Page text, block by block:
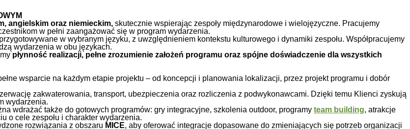
angielskim oraz niemieckim, skutecznie wspierając zespoły międzynarodowe i wielojęzyczne. Pracujemy
w pełni zaangażować się w program wydarzenia.
w wybranym języku, z uwzględnieniem kontekstu kulturowego i dynamiki zespołu. Współpracujemy
wydarzenia w obu językach.
płynność realizacji, pełne zrozumienie założeń programu oraz spójne doświadczenie dla wszystkich
wsparcie na każdym etapie projektu – od koncepcji i planowania lokalizacji, przez projekt programu i dobór
zakwaterowania, transport, ubezpieczenia oraz rozliczenia z podwykonawcami. Dzięki temu Klienci zyskują
wydarzenia.
wdrażać także do gotowych programów: gry integracyjne, szkolenia outdoor, programy team building, atrakcje
o cele zespołu i charakter wydarzenia.
rozwiązania z obszaru MICE, aby oferować integracje dopasowane do zmieniających się potrzeb organizacji